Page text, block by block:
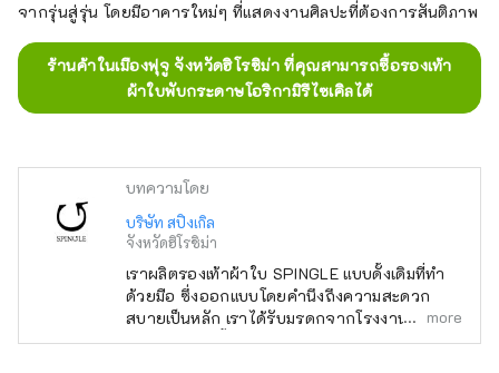
จากรุ่นสู่รุ่น โดยมีอาคารใหม่ๆ ที่แสดงงานศิลปะที่ต้องการสันติภาพ
ร้านค้าในเมืองฟุจู จังหวัดฮิโรชิม่า ที่คุณสามารถซื้อรองเท้า
ผ้าใบพับกระดาษโอริกามิรีไซเคิลได้
บทความโดย
บริษัท สปิงเกิล
จังหวัดฮิโรชิม่า
เราผลิตรองเท้าผ้าใบ SPINGLE แบบดั้งเดิมที่ทำ
ด้วยมือ ซึ่งออกแบบโดยคำนึงถึงความสะดวก
สบายเป็นหลัก เราได้รับมรดกจากโรงงานที่เปิด
ดำเนินการมาตั้งแต่ก่อนสงคราม และยังคงใช้วิธี
more